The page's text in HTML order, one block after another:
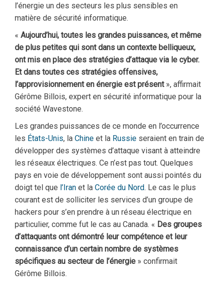
l’énergie un des secteurs les plus sensibles en
matière de sécurité informatique.
« Aujourd’hui, toutes les grandes puissances, et même
de plus petites qui sont dans un contexte belliqueux,
ont mis en place des stratégies d’attaque via le cyber.
Et dans toutes ces stratégies offensives,
l’approvisionnement en énergie est présent », affirmait
Gérôme Billois, expert en sécurité informatique pour la
société Wavestone.
Les grandes puissances de ce monde en l’occurrence
les États-Unis, la Chine et la Russie seraient en train de
développer des systèmes d’attaque visant à atteindre
les réseaux électriques. Ce n’est pas tout. Quelques
pays en voie de développement sont aussi pointés du
doigt tel que l’Iran et la Corée du Nord. Le cas le plus
courant est de solliciter les services d’un groupe de
hackers pour s’en prendre à un réseau électrique en
particulier, comme fut le cas au Canada. « Des groupes
d’attaquants ont démontré leur compétence et leur
connaissance d’un certain nombre de systèmes
spécifiques au secteur de l’énergie » confirmait
Gérôme Billois.